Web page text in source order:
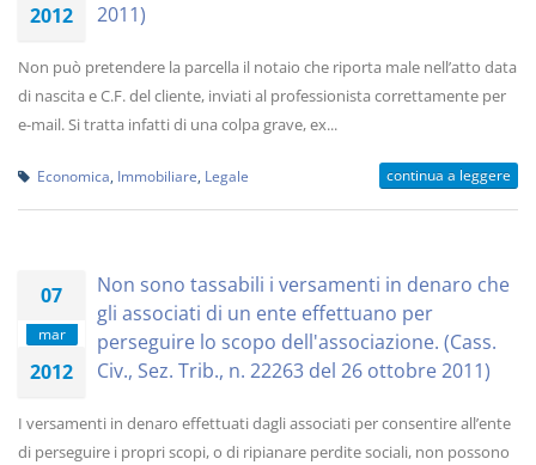
2012
2011)
Non può pretendere la parcella il notaio che riporta male nell’atto data
di nascita e C.F. del cliente, inviati al professionista correttamente per
e-mail. Si tratta infatti di una colpa grave, ex...
Economica Immobiliare Legale continua a leggere
07
mar
2012
Non sono tassabili i versamenti in denaro che
gli associati di un ente effettuano per
perseguire lo scopo dell'associazione. (Cass.
Civ., Sez. Trib., n. 22263 del 26 ottobre 2011)
I versamenti in denaro effettuati dagli associati per consentire all’ente
di perseguire i propri scopi, o di ripianare perdite sociali, non possono